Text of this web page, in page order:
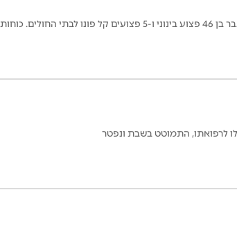
נפילת טיל בליסטי מאיראן ברחוב יגאל ידין בירושלים סמוך לרמת שלמה: גבר בן 46 פצוע בינוני ו-5 פצועים קל פונו לבתי החולים. כוחות
לרפואתו, התמוטט בשבת ונפטר